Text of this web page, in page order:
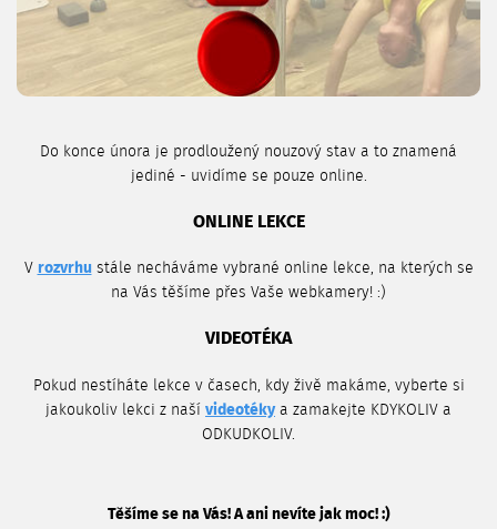
Do konce února je prodloužený nouzový stav a to znamená
jediné - uvidíme se pouze online.
ONLINE LEKCE
V rozvrhustále necháváme vybrané online lekce, na kterých se
na Vás těšíme přes Vaše webkamery! :)
VIDEOTÉKA
Pokud nestíháte lekce v časech, kdy živě makáme, vyberte si
jakoukoliv lekci z naší videotékya zamakejte KDYKOLIV a
ODKUDKOLIV.
Těšíme se na Vás! A ani nevíte jak moc! :)